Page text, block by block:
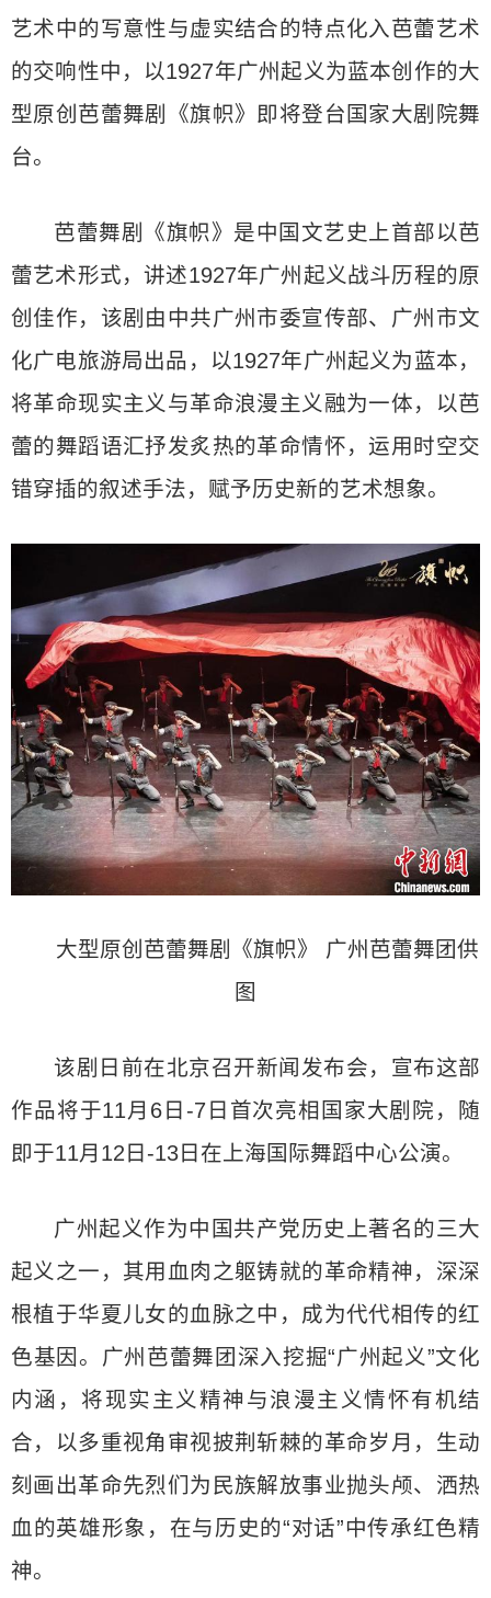
艺术中的写意性与虚实结合的特点化入芭蕾艺术
的交响性中，以1927年广州起义为蓝本创作的大
型原创芭蕾舞剧《旗帜》即将登台国家大剧院舞
台。
芭蕾舞剧《旗帜》是中国文艺史上首部以芭
蕾艺术形式，讲述1927年广州起义战斗历程的原
创佳作，该剧由中共广州市委宣传部、广州市文
化广电旅游局出品，以1927年广州起义为蓝本，
将革命现实主义与革命浪漫主义融为一体，以芭
蕾的舞蹈语汇抒发炙热的革命情怀，运用时空交
错穿插的叙述手法，赋予历史新的艺术想象。
大型原创芭蕾舞剧《旗帜》 广州芭蕾舞团供
图
该剧日前在北京召开新闻发布会，宣布这部
作品将于11月6日-7日首次亮相国家大剧院，随
即于11月12日-13日在上海国际舞蹈中心公演。
广州起义作为中国共产党历史上著名的三大
起义之一，其用血肉之躯铸就的革命精神，深深
根植于华夏儿女的血脉之中，成为代代相传的红
色基因。广州芭蕾舞团深入挖掘“广州起义”文化
内涵，将现实主义精神与浪漫主义情怀有机结
合，以多重视角审视披荆斩棘的革命岁月，生动
刻画出革命先烈们为民族解放事业抛头颅、洒热
血的英雄形象，在与历史的“对话”中传承红色精
神。